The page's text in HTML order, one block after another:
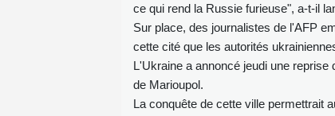
ce qui rend la Russie furieuse", a-t-il
Sur place, des journalistes de l'AFP
cette cité que les autorités
L'Ukraine a annoncé jeudi une
de Marioupol.
La conquête de cette ville permettrait